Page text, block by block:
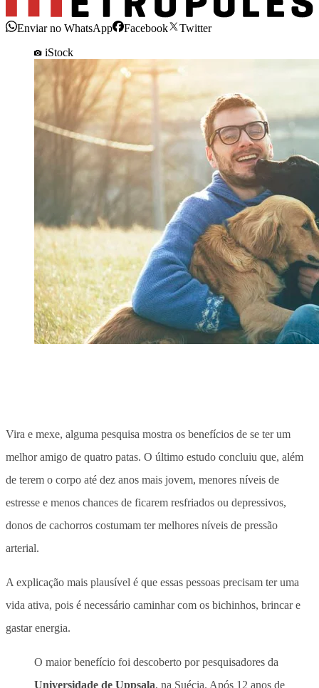
Enviar no WhatsApp Facebook
Twitter
iStock
Vira e mexe, alguma pesquisa mostra os benefícios de se ter um
melhor amigo de quatro patas. O último estudo concluiu que, além
de terem o corpo até dez anos mais jovem, menores níveis de
estresse e menos chances de ficarem resfriados ou depressivos,
donos de cachorros costumam ter melhores níveis de pressão
arterial.
A explicação mais plausível é que essas pessoas precisam ter uma
vida ativa, pois é necessário caminhar com os bichinhos, brincar e
gastar energia.
O maior benefício foi descoberto por pesquisadores da
Universidade de Uppsala, na Suécia. Após 12 anos de